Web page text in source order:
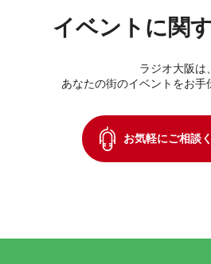
イベントに関
ラジオ大阪は、
あなたの街のイベントをお手
お気軽にご相談